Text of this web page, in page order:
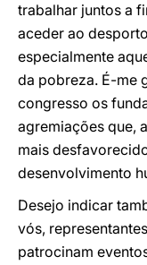
trabalhar juntos a
aceder ao
especialmente
da pobreza. É-me
congresso os
agremiações que,
mais
desenvolvimento
Desejo indicar
vós,
patrocinam